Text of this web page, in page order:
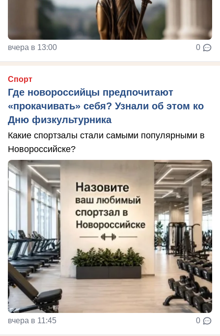
вчера в 13:00 0
Спорт
Где новороссийцы предпочитают
«прокачивать» себя? Узнали об этом ко
Дню физкультурника
Какие спортзалы стали самыми популярными в
Новороссийске?
вчера в 11:45 0